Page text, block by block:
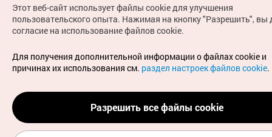
(с) Национальная организация туризма Кореи Все
права защищены
Для извещения об ошибках и проблемах, связанных с
работой веб-сайта, направляйте ваши запросы на
официальный адрес электронной почты
russian@knto.or.kr
Этот веб-сайт использует файлы cookie для улучшения
пользовательского опыта. Нажимая на кнопку "Разрешить", вы
согласие на использование файлов cookie.
Для получения дополнительной информации о файлах cookie и
причинах их использования см. раздел настроек файлов cookie.
Разрешить все файлы cookie